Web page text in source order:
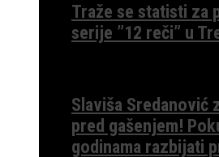
Traže se statisti za
serije ”12 reči” u
Slaviša Sredanović
pred gašenjem!
godinama razbijati